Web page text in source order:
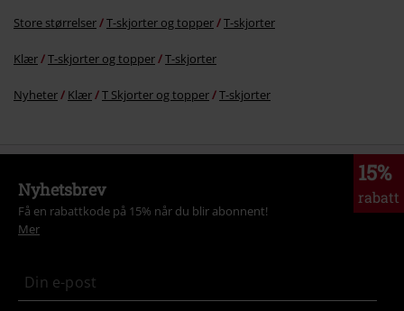
Store størrelser T-skjorter og topper T-skjorter
Klær T-skjorter og topper T-skjorter
Nyheter Klær T Skjorter og topper T-skjorter
15%
rabatt
Nyhetsbrev
Få en rabattkode på 15% når du blir abonnent!
Mer